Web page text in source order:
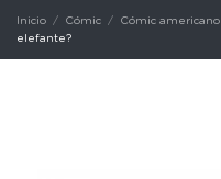
Inicio Cómic Cómic americano
elefante?